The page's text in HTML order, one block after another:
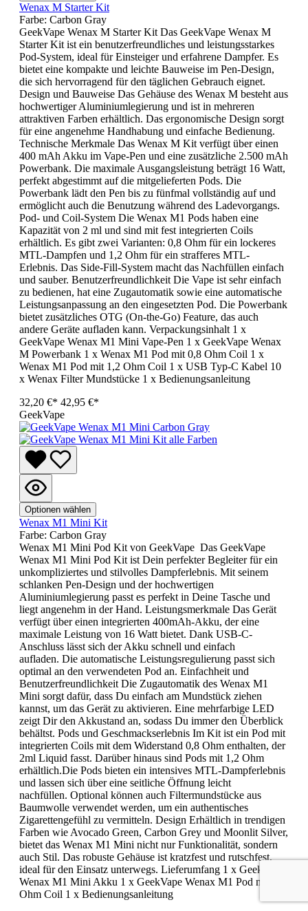
Wenax M Starter Kit
Farbe: Carbon Gray
GeekVape Wenax M Starter Kit Das GeekVape Wenax M
Starter Kit ist ein benutzerfreundliches und leistungsstarkes
Pod-System, ideal für Einsteiger und erfahrene Dampfer. Es
bietet eine kompakte und leichte Bauweise im Pen-Design,
die sich hervorragend für den täglichen Gebrauch eignet.
Design und Bauweise Das Gehäuse des Wenax M besteht aus
hochwertiger Aluminiumlegierung und ist in mehreren
attraktiven Farben erhältlich. Das ergonomische Design sorgt
für eine angenehme Handhabung und einfache Bedienung.
Technische Merkmale Das Wenax M Kit verfügt über einen
400 mAh Akku im Vape-Pen und eine zusätzliche 2.500 mAh
Powerbank. Die maximale Ausgangsleistung beträgt 16 Watt,
perfekt abgestimmt auf die mitgelieferten Pods. Die
Powerbank lädt den Pen bis zu fünfmal vollständig auf und
ermöglicht auch die Benutzung während des Ladevorgangs.
Pod- und Coil-System Die Wenax M1 Pods haben eine
Kapazität von 2 ml und sind mit fest integrierten Coils
erhältlich. Es gibt zwei Varianten: 0,8 Ohm für ein lockeres
MTL-Dampfen und 1,2 Ohm für ein strafferes MTL-
Erlebnis. Das Side-Fill-System macht das Nachfüllen einfach
und sauber. Benutzerfreundlichkeit Die Vape ist sehr einfach
zu bedienen, hat eine Zugautomatik sowie eine automatische
Leistungsanpassung an den eingesetzten Pod. Die Powerbank
bietet zusätzliches OTG (On-the-Go) Feature, das auch
andere Geräte aufladen kann. Verpackungsinhalt 1 x
GeekVape Wenax M1 Mini Vape-Pen 1 x GeekVape Wenax
M Powerbank 1 x Wenax M1 Pod mit 0,8 Ohm Coil 1 x
Wenax M1 Pod mit 1,2 Ohm Coil 1 x USB Typ-C Kabel 10
x Wenax Filter Mundstücke 1 x Bedienungsanleitung
32,20 €* 42,95 €*
GeekVape
Optionen wählen
Wenax M1 Mini Kit
Farbe: Carbon Gray
Wenax M1 Mini Pod Kit von GeekVape Das GeekVape
Wenax M1 Mini Pod Kit ist Dein perfekter Begleiter für ein
unkompliziertes und stilvolles Dampferlebnis. Mit seinem
schlanken Pen-Design und der hochwertigen
Aluminiumlegierung passt es perfekt in Deine Tasche und
liegt angenehm in der Hand. Leistungsmerkmale Das Gerät
verfügt über einen integrierten 400mAh-Akku, der eine
maximale Leistung von 16 Watt bietet. Dank USB-C-
Anschluss lässt sich der Akku schnell und einfach
aufladen. Die automatische Leistungsregulierung passt sich
optimal an den verwendeten Pod an. Einfachheit und
Benutzerfreundlichkeit Die Zugautomatik des Wenax M1
Mini sorgt dafür, dass Du einfach am Mundstück ziehen
kannst, um das Gerät zu aktivieren. Eine mehrfarbige LED
zeigt Dir den Akkustand an, sodass Du immer den Überblick
behältst. Pods und Geschmackserlebnis Im Kit ist ein Pod mit
integrierten Coils mit dem Widerstand 0,8 Ohm enthalten, der
2ml Liquid fasst. Darüber hinaus sind Pods mit 1,2 Ohm
erhältlich.Die Pods bieten ein intensives MTL-Dampferlebnis
und lassen sich über eine seitliche Öffnung leicht
nachfüllen. Optional können auch Filtermundstücke aus
Baumwolle verwendet werden, um ein authentisches
Zigarettengefühl zu vermitteln. Design Erhältlich in trendigen
Farben wie Avocado Green, Carbon Grey und Moonlit Silver,
bietet das Wenax M1 Mini nicht nur Funktionalität, sondern
auch Stil. Das robuste Gehäuse ist kratzfest und rutschfest,
ideal für den Einsatz unterwegs. Lieferumfang 1 x GeekVape
Wenax M1 Mini Akku 1 x GeekVape Wenax M1 Pod mit 0,8
Ohm Coil 1 x Bedienungsanleitung